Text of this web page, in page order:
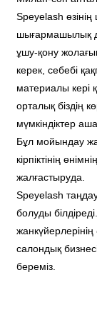
Speyelash
шығармашылық
ұшу-қону
керек, себебі
материалы кері
орталық біздің
мүмкіндіктер
Бұл мойындау
кірпіктінің
жалғастыруда.
Speyelash
болуды
салондық
береміз.